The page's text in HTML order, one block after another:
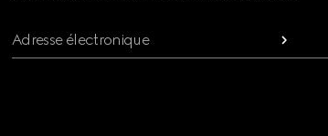
Adresse électronique